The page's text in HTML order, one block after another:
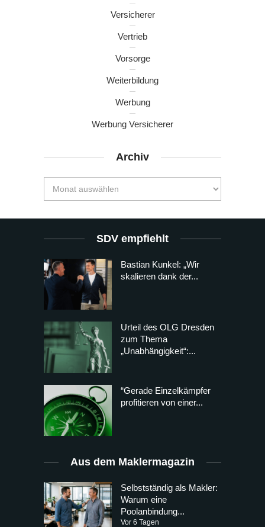
Versicherer
Vertrieb
Vorsorge
Weiterbildung
Werbung
Werbung Versicherer
Archiv
SDV empfiehlt
Bastian Kunkel: „Wir
skalieren dank der...
Urteil des OLG Dresden
zum Thema
„Unabhängigkeit“:...
“Gerade Einzelkämpfer
profitieren von einer...
Aus dem Maklermagazin
Selbstständig als Makler:
Warum eine
Poolanbindung...
Vor 6 Tagen